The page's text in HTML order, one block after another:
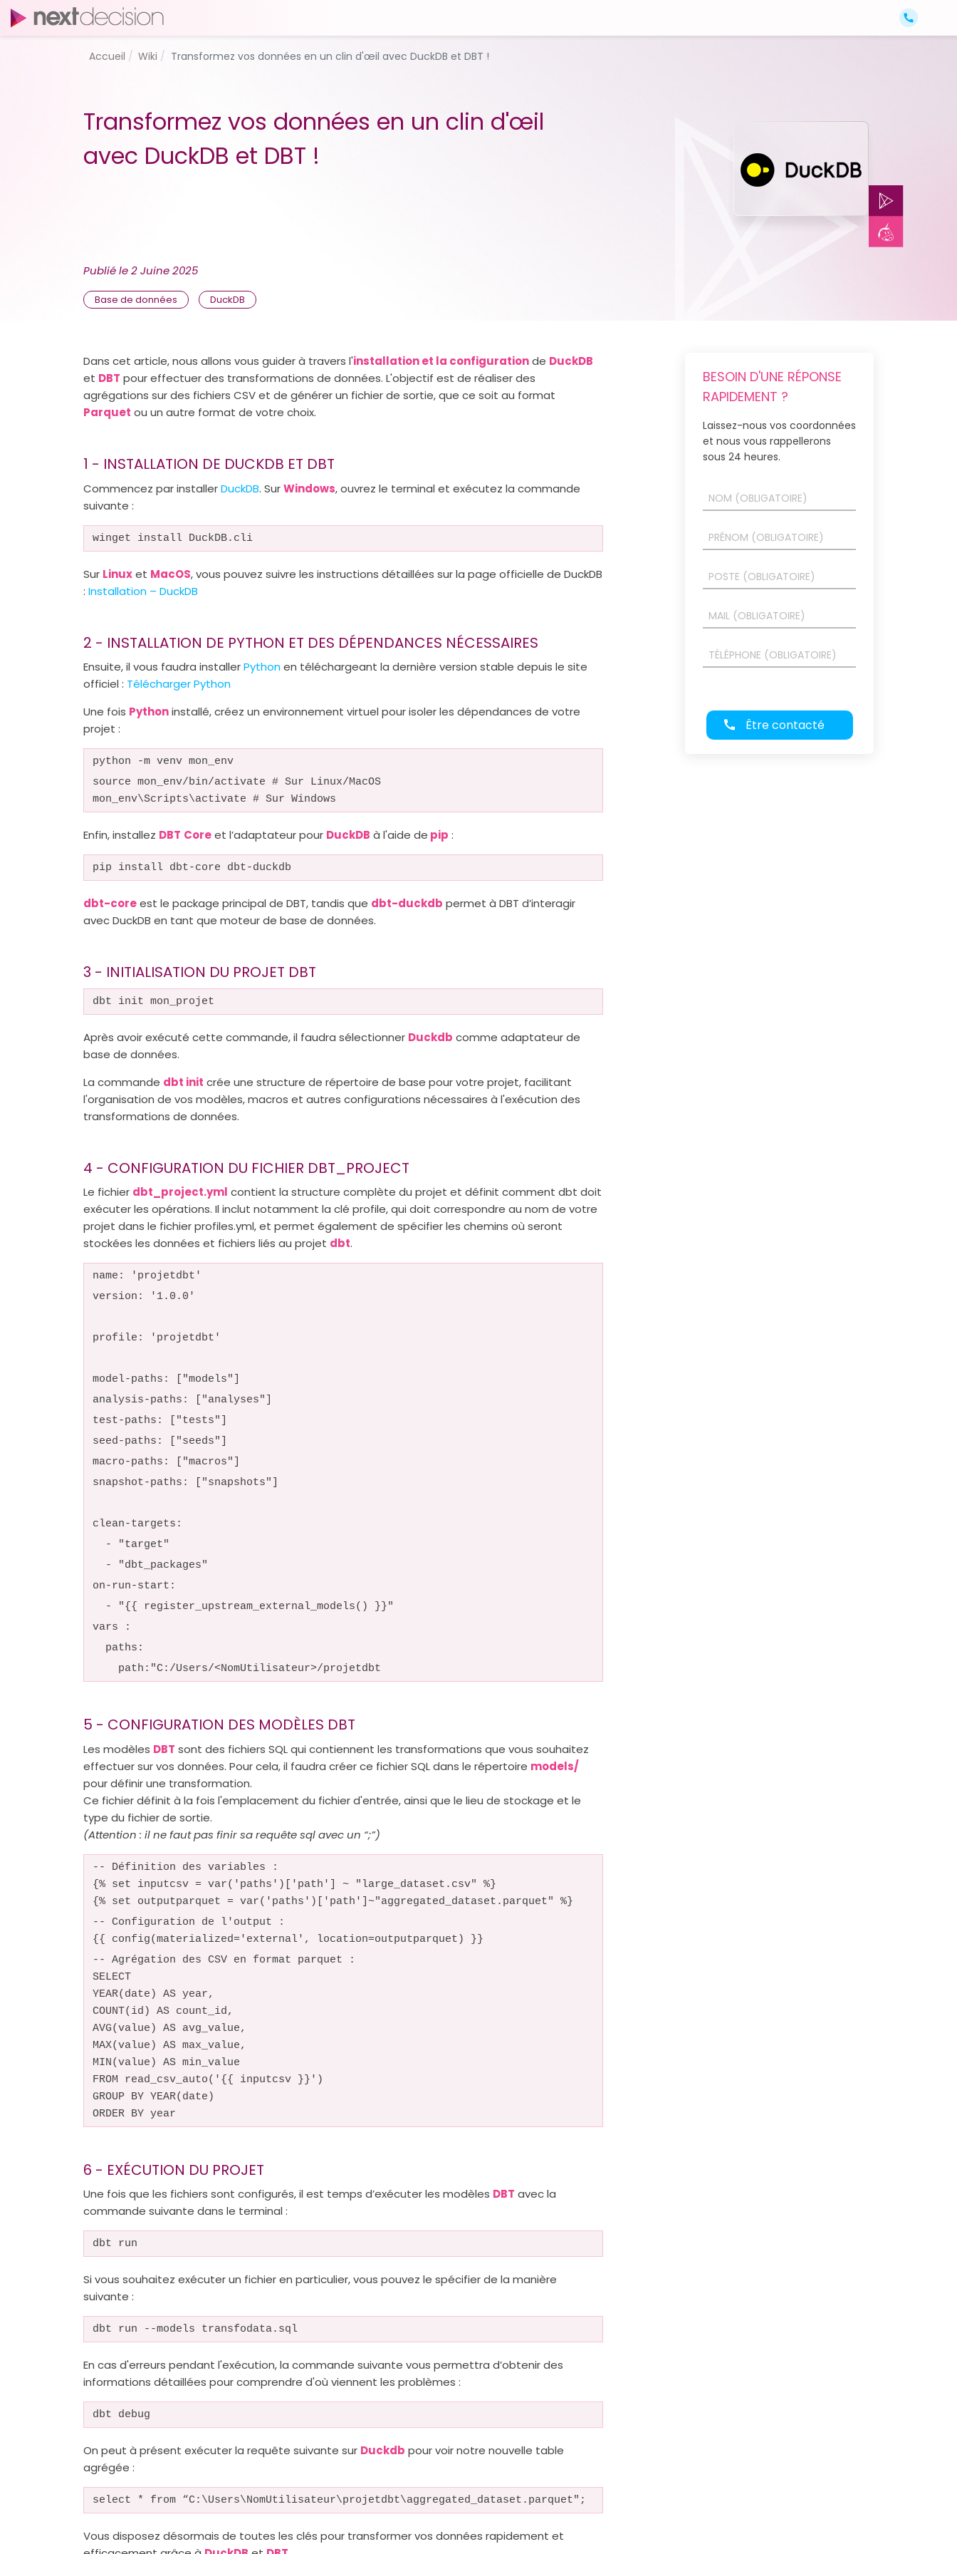
Accueil Wiki Transformez vos données en un clin d'œil avec DuckDB et DBT !
Transformez vos données en un clin d'œil
avec DuckDB et DBT !
Publié le2 Juine 2025
Base de données DuckDB
Dans cet article, nous allons vous guider à travers l'installation et la configurationde DuckDB
et DBT pour effectuer des transformations de données. L'objectif est de réaliser des
agrégations sur des fichiers CSV et de générer un fichier de sortie, que ce soit au format
Parquet ou un autre format de votre choix.
1 - INSTALLATION DE DUCKDB ET DBT
Commencez par installerDuckDB. SurWindows, ouvrez le terminal et exécutez la commande
suivante :
winget install DuckDB.cli
Sur Linuxet MacOS, vous pouvez suivre les instructions détaillées sur la page officielle de DuckDB
: Installation – DuckDB
2 - INSTALLATION DE PYTHON ET DES DÉPENDANCES NÉCESSAIRES
Ensuite, il vous faudra installerPythonen téléchargeant la dernière version stable depuis le site
officiel : Télécharger Python
Une fois Pythoninstallé, créez un environnement virtuel pour isoler les dépendances de votre
projet :
python -m venv mon_env
source mon_env/bin/activate # Sur Linux/MacOS
mon_env\Scripts\activate # Sur Windows
Enfin, installez DBT Coreet l’adaptateur pour DuckDB à l'aide de pip :
pip install dbt-core dbt-duckdb
dbt-coreest le package principal de DBT, tandis que dbt-duckdb permet à DBT d’interagir
avec DuckDB en tant que moteur de base de données.
3 - INITIALISATION DU PROJET DBT
dbt init mon_projet
Après avoir exécuté cette commande, il faudra sélectionner Duckdb comme adaptateur de
base de données.
La commande dbt init crée une structure de répertoire de base pour votre projet, facilitant
l'organisation de vos modèles, macros et autres configurations nécessaires à l'exécution des
transformations de données.
4 - CONFIGURATION DU FICHIER DBT_PROJECT
Le fichier dbt_project.yml contient la structure complète du projet et définit comment dbt doit
exécuter les opérations. Il inclut notamment la clé profile, qui doit correspondre au nom de votre
projet dans le fichier profiles.yml, et permet également de spécifier les chemins où seront
stockées les données et fichiers liés au projet dbt.
name: 'projetdbt'
version: '1.0.0'
profile: 'projetdbt'
model-paths: ["models"]
analysis-paths: ["analyses"]
test-paths: ["tests"]
seed-paths: ["seeds"]
macro-paths: ["macros"]
snapshot-paths: ["snapshots"]
clean-targets:
- "target"
- "dbt_packages"
on-run-start:
- "{{ register_upstream_external_models() }}"
vars :
paths:
path:"C:/Users/<NomUtilisateur>/projetdbt
5 - CONFIGURATION DES MODÈLES DBT
Les modèles DBT sont des fichiers SQL qui contiennent les transformations que vous souhaitez
effectuer sur vos données. Pour cela, il faudra créer ce fichier SQL dans le répertoire models/
pour définir une transformation.
Ce fichier définit à la fois l'emplacement du fichier d'entrée, ainsi que le lieu de stockage et le
type du fichier de sortie.
(Attention : il ne faut pas finir sa requête sql avec un “;”)
-- Définition des variables :
{% set inputcsv = var('paths')['path'] ~ "large_dataset.csv" %}
{% set outputparquet = var('paths')['path']~"aggregated_dataset.parquet" %}
-- Configuration de l'output :
{{ config(materialized='external', location=outputparquet) }}
-- Agrégation des CSV en format parquet :
SELECT
YEAR(date) AS year,
COUNT(id) AS count_id,
AVG(value) AS avg_value,
MAX(value) AS max_value,
MIN(value) AS min_value
FROM read_csv_auto('{{ inputcsv }}')
GROUP BY YEAR(date)
ORDER BY year
6 - EXÉCUTION DU PROJET
Une fois que les fichiers sont configurés, il est temps d’exécuter les modèles DBT avec la
commande suivante dans le terminal :
dbt run
Si vous souhaitez exécuter un fichier en particulier, vous pouvez le spécifier de la manière
suivante :
dbt run --models transfodata.sql
En cas d'erreurs pendant l'exécution, la commande suivante vous permettra d’obtenir des
informations détaillées pour comprendre d'où viennent les problèmes :
dbt debug
On peut à présent exécuter la requête suivante sur Duckdb pour voir notre nouvelle table
agrégée :
select * from “C:\Users\NomUtilisateur\projetdbt\aggregated_dataset.parquet";
Vous disposez désormais de toutes les clés pour transformer vos données rapidement et
BESOIN D'UNE RÉPONSE
RAPIDEMENT ?
Laissez-nous vos coordonnées
et nous vous rappellerons
sous 24 heures.
Être contacté